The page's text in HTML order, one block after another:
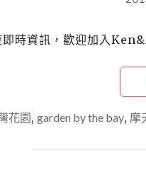
即時資訊，歡迎加入
花園, garden by the bay, 摩